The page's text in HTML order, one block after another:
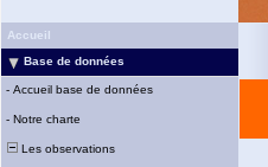
Accueil
Base de données
- Accueil base de données
- Notre charte
Les observations